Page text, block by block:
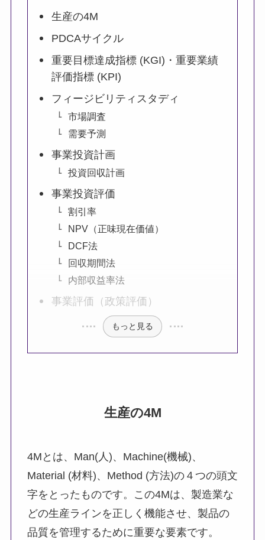
生産の4M
PDCAサイクル
重要目標達成指標 (KGI)・重要業績
評価指標 (KPI)
フィージビリティスタディ
市場調査
需要予測
事業投資計画
投資回収計画
事業投資評価
割引率
NPV（正味現在価値）
DCF法
回収期間法
内部収益率法
事業評価（政策評価）
もっと見る
生産の4M
4Mとは、Man(人)、Machine(機械)、
Material (材料)、Method (方法)の４つの頭文
字をとったものです。この4Mは、製造業な
どの生産ラインを正しく機能させ、製品の
品質を管理するために重要な要素です。